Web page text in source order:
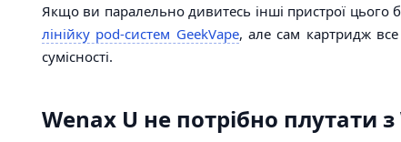
Якщо ви паралельно дивитесь інші пристрої цього
лінійку pod-систем GeekVape, але сам картридж
сумісності.
Wenax U не потрібно плутати